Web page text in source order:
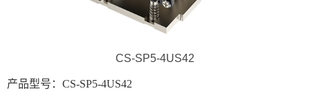
CS-SP5-4US42
产品型号：CS-SP5-4US42